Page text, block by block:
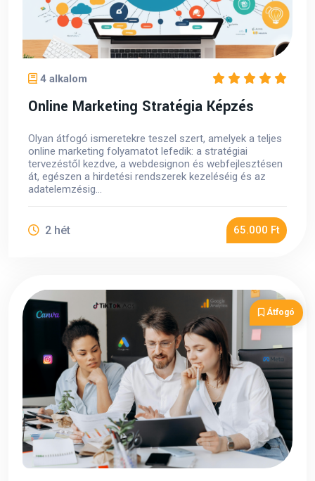
4 alkalom
Online Marketing Stratégia Képzés
Olyan átfogó ismeretekre teszel szert, amelyek a teljes
online marketing folyamatot lefedik: a stratégiai
tervezéstől kezdve, a webdesignon és webfejlesztésen
át, egészen a hirdetési rendszerek kezeléséig és az
adatelemzésig...
2 hét 65.000 Ft
Átfogó